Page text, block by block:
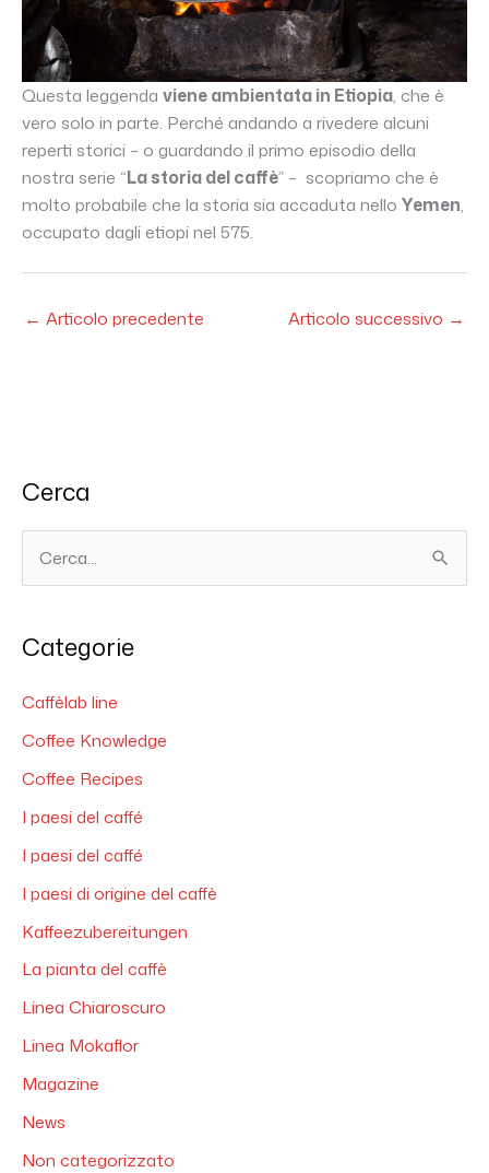
Questa leggenda viene ambientata in Etiopia, che è
vero solo in parte. Perché andando a rivedere alcuni
reperti storici – o guardando il primo episodio della
nostra serie “La storia del caffè” – scopriamo che è
molto probabile che la storia sia accaduta nello Yemen,
occupato dagli etiopi nel 575.
← Articolo precedente Articolo successivo →
Cerca
c
a
Categorie
Caffèlab line
Coffee Knowledge
Coffee Recipes
I paesi del caffé
I paesi del caffé
I paesi di origine del caffè
Kaffeezubereitungen
La pianta del caffè
Linea Chiaroscuro
Linea Mokaflor
Magazine
News
Non categorizzato